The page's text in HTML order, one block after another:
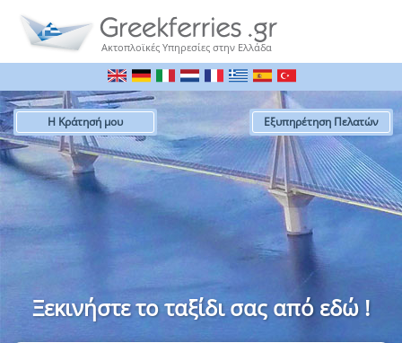
Ακτοπλοϊκές Υπηρεσίες στην Ελλάδα
Εξυπηρέτηση Πελατών
Η Κράτησή μου
Ξεκινήστε το ταξίδι σας από εδώ !